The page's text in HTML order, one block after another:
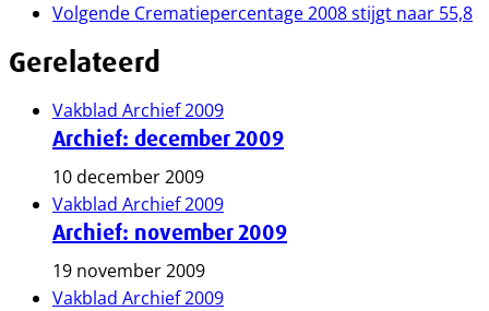
Volgende Crematiepercentage 2008 stijgt naar 55,8
Gerelateerd
Vakblad Archief 2009
Archief: december 2009
10 december 2009
Vakblad Archief 2009
Archief: november 2009
19 november 2009
Vakblad Archief 2009